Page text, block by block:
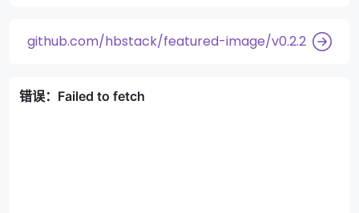
github.com/hbstack/featured-image/v0.2.2